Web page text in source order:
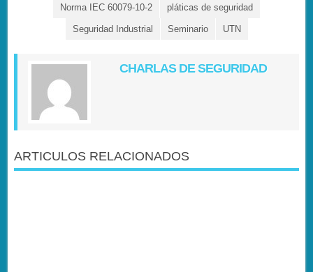
Norma IEC 60079-10-2 pláticas de seguridad
Seguridad Industrial Seminario UTN
CHARLAS DE SEGURIDAD
ARTICULOS RELACIONADOS